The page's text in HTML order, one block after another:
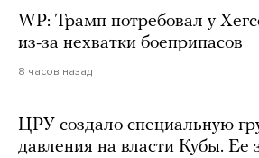
WP: Трамп потребовал у
из-за нехватки боеприпасов
8 часов назад
ЦРУ создало специальную
давления на власти Кубы. Ее